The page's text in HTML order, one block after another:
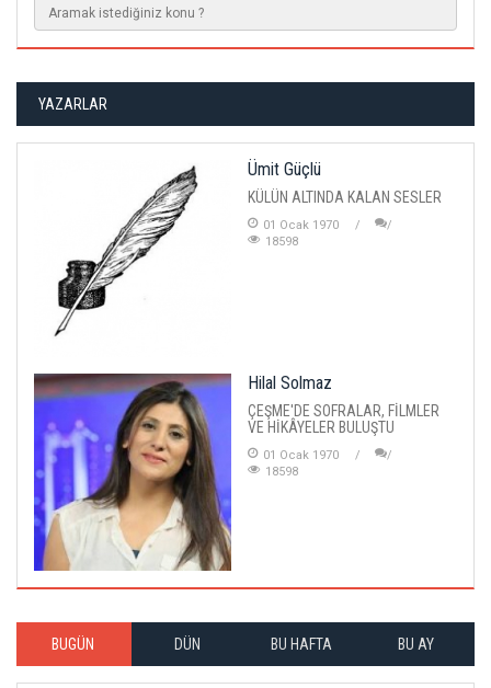
YAZARLAR
Ümit Güçlü
KÜLÜN ALTINDA KALAN SESLER
01 Ocak 1970
18598
Hilal Solmaz
ÇEŞME'DE SOFRALAR, FİLMLER
VE HİKÂYELER BULUŞTU
01 Ocak 1970
18598
BUGÜN DÜN BU HAFTA BU AY